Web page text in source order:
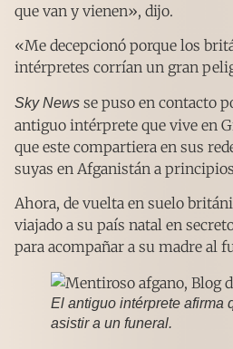
que van y vienen», dijo.
«Me decepcionó porque los
intérpretes corrían un gran
Sky News se puso en contacto
antiguo intérprete que vive en
que este compartiera en sus
suyas en Afganistán a
Ahora, de vuelta en suelo
viajado a su país natal en
para acompañar a su madre al
El antiguo intérprete afirma
asistir a un funeral.